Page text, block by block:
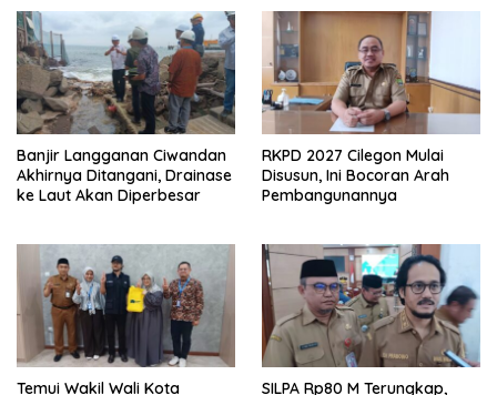
Banjir Langganan Ciwandan
Akhirnya Ditangani, Drainase
ke Laut Akan Diperbesar
RKPD 2027 Cilegon Mulai
Disusun, Ini Bocoran Arah
Pembangunannya
Temui Wakil Wali Kota
SILPA Rp80 M Terungkap,